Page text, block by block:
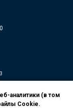
аналитики (в том
Cookie.